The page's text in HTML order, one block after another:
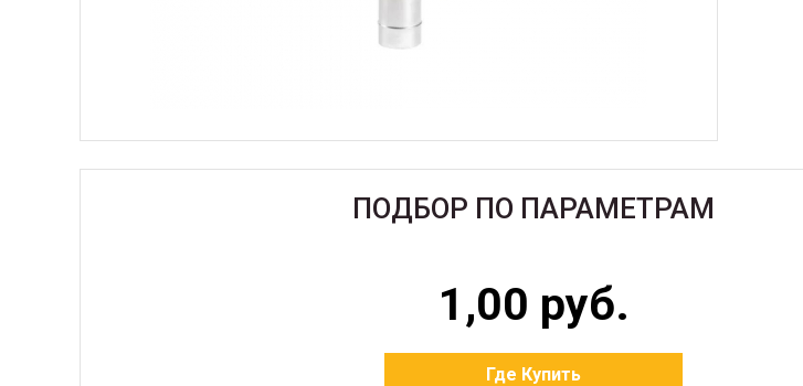
ПОДБОР ПО ПАРАМЕТРАМ
1,00 руб.
Где Купить